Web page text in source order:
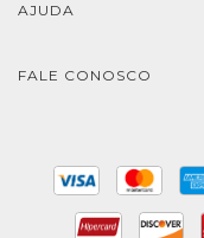
AJUDA
FALE CONOSCO